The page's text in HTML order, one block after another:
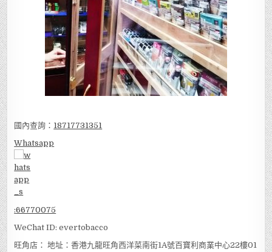
國內查詢： 18717731351
Whatsapp
:66770075
WeChat ID: evertobacco
旺角店： 地址：香港九龍旺角西洋菜南街1A號百寶利商業中心22樓01